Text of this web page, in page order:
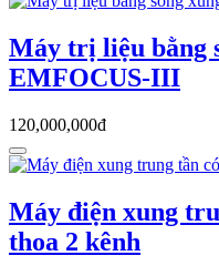
Máy trị liệu bằng
EMFOCUS-III
120,000,000đ
Máy điện xung
thoa 2 kênh